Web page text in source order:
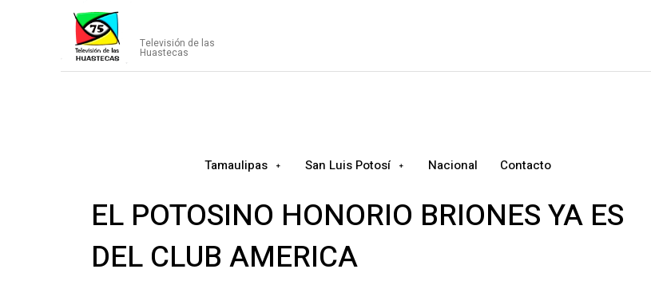
Televisión de las
Huastecas
Tamaulipas San Luis Potosí Nacional Contacto
EL POTOSINO HONORIO BRIONES YA ES
DEL CLUB AMERICA